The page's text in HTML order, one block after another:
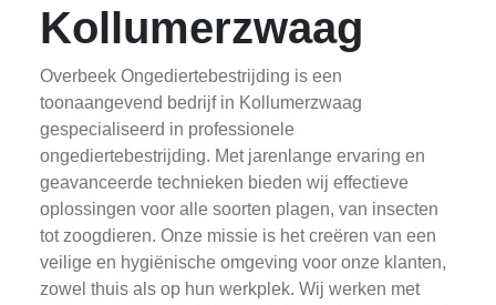
Kollumerzwaag
Overbeek Ongediertebestrijding is een
toonaangevend bedrijf in Kollumerzwaag
gespecialiseerd in professionele
ongediertebestrijding. Met jarenlange ervaring en
geavanceerde technieken bieden wij effectieve
oplossingen voor alle soorten plagen, van insecten
tot zoogdieren. Onze missie is het creëren van een
veilige en hygiënische omgeving voor onze klanten,
zowel thuis als op hun werkplek. Wij werken met